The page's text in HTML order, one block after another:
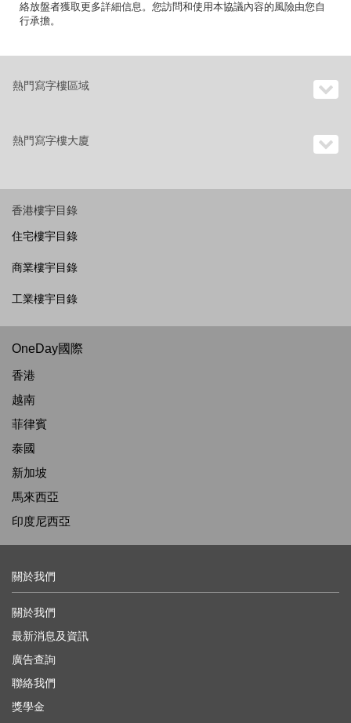
絡放盤者獲取更多詳細信息。您訪問和使用本協議內容的風險由您自
行承擔。
熱門寫字樓區域
熱門寫字樓大廈
香港樓宇目錄
住宅樓宇目錄
商業樓宇目錄
工業樓宇目錄
OneDay國際
香港
越南
菲律賓
泰國
新加坡
馬來西亞
印度尼西亞
關於我們
關於我們
最新消息及資訊
廣告查詢
聯絡我們
獎學金